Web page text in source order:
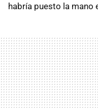
habría puesto la mano